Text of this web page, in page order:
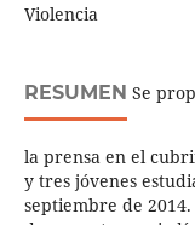
Violencia
RESUMEN Se
la prensa en el
y tres jóvenes
septiembre de